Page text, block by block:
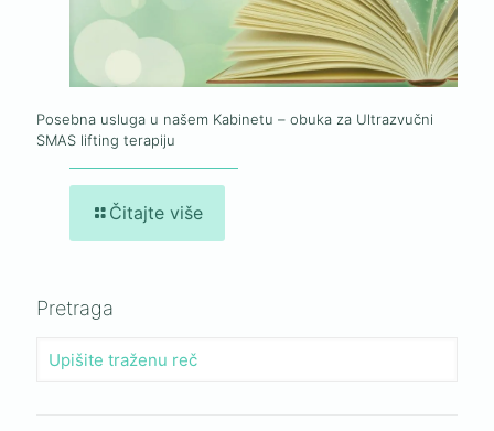
Posebna usluga u našem Kabinetu – obuka za Ultrazvučni
SMAS lifting terapiju
Čitajte više
Pretraga